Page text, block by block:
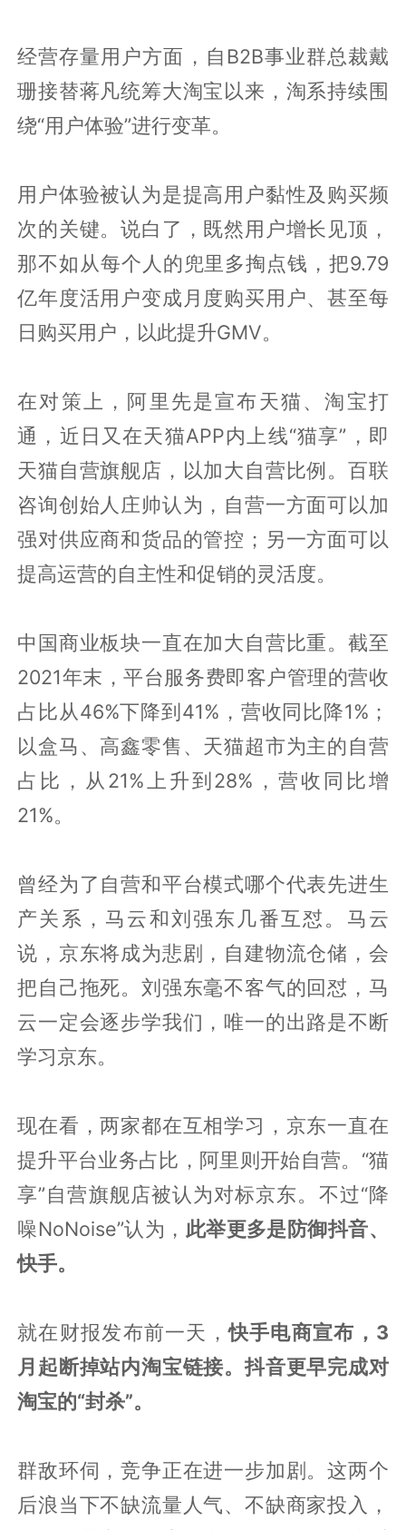
经营存量用户方面，自B2B事业群总裁戴
珊接替蒋凡统筹大淘宝以来，淘系持续围
绕“用户体验”进行变革。
用户体验被认为是提高用户黏性及购买频
次的关键。说白了，既然用户增长见顶，
那不如从每个人的兜里多掏点钱，把9.79
亿年度活用户变成月度购买用户、甚至每
日购买用户，以此提升GMV。
在对策上，阿里先是宣布天猫、淘宝打
通，近日又在天猫APP内上线“猫享”，即
天猫自营旗舰店，以加大自营比例。百联
咨询创始人庄帅认为，自营一方面可以加
强对供应商和货品的管控；另一方面可以
提高运营的自主性和促销的灵活度。
中国商业板块一直在加大自营比重。截至
2021年末，平台服务费即客户管理的营收
占比从46%下降到41%，营收同比降1%；
以盒马、高鑫零售、天猫超市为主的自营
占比，从21%上升到28%，营收同比增
21%。
曾经为了自营和平台模式哪个代表先进生
产关系，马云和刘强东几番互怼。马云
说，京东将成为悲剧，自建物流仓储，会
把自己拖死。刘强东毫不客气的回怼，马
云一定会逐步学我们，唯一的出路是不断
学习京东。
现在看，两家都在互相学习，京东一直在
提升平台业务占比，阿里则开始自营。“猫
享”自营旗舰店被认为对标京东。不过“降
噪NoNoise”认为， 此举更多是防御抖音、
快手。
就在财报发布前一天，快手电商宣布，3
月起断掉站内淘宝链接。抖音更早完成对
淘宝的“封杀”。
群敌环伺，竞争正在进一步加剧。这两个
后浪当下不缺流量人气、不缺商家投入，